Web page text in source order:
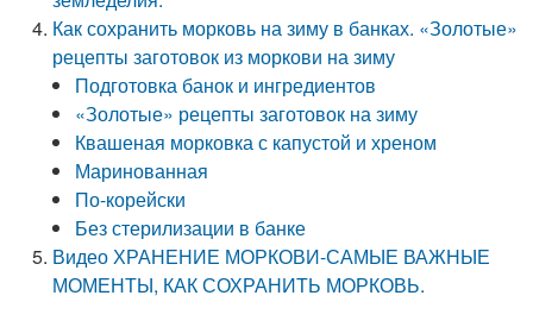
Как сохранить морковь на зиму в банках. «Золотые»
рецепты заготовок из моркови на зиму
Подготовка банок и ингредиентов
«Золотые» рецепты заготовок на зиму
Квашеная морковка с капустой и хреном
Маринованная
По-корейски
Без стерилизации в банке
Видео ХРАНЕНИЕ МОРКОВИ-САМЫЕ ВАЖНЫЕ
МОМЕНТЫ, КАК СОХРАНИТЬ МОРКОВЬ.